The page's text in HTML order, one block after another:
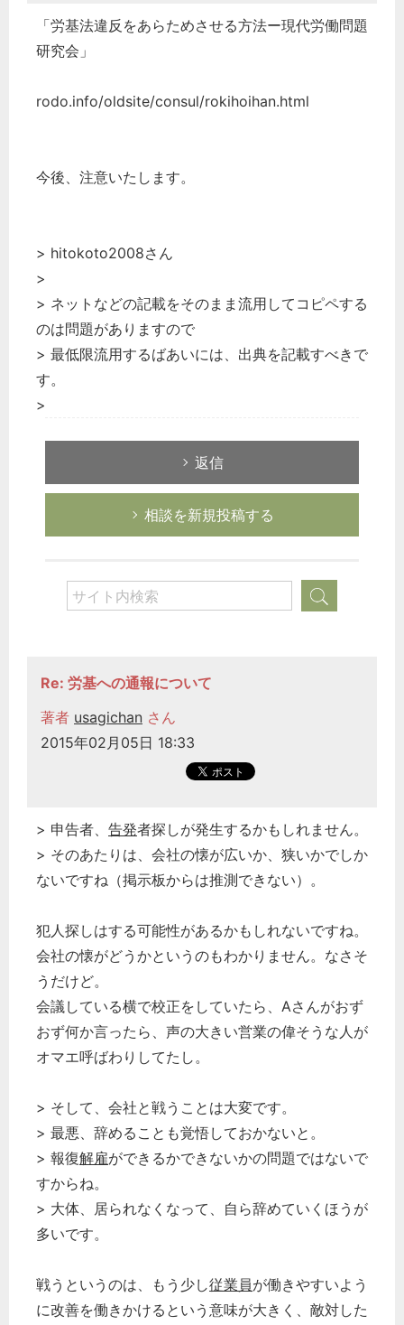
「労基法違反をあらためさせる方法ー現代労働問題
研究会」
rodo.info/oldsite/consul/rokihoihan.html
今後、注意いたします。
> hitokoto2008さん
>
> ネットなどの記載をそのまま流用してコピペする
のは問題がありますので
> 最低限流用するばあいには、出典を記載すべきで
す。
>
返信
相談を新規投稿する
Re: 労基への通報について
著者 usagichan さん
2015年02月05日 18:33
> 申告者、 告発者探しが発生するかもしれません。
> そのあたりは、会社の懐が広いか、狭いかでしか
ないですね（掲示板からは推測できない）。
犯人探しはする可能性があるかもしれないですね。
会社の懐がどうかというのもわかりません。なさそ
うだけど。
会議している横で校正をしていたら、Aさんがおず
おず何か言ったら、声の大きい営業の偉そうな人が
オマエ呼ばわりしてたし。
> そして、会社と戦うことは大変です。
> 最悪、辞めることも覚悟しておかないと。
> 報復解雇ができるかできないかの問題ではないで
すからね。
> 大体、居られなくなって、自ら辞めていくほうが
多いです。
戦うというのは、もう少し従業員が働きやすいよう
に改善を働きかけるという意味が大きく、敵対した